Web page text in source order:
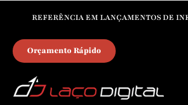
REFERÊNCIA EM LANÇAMENTOS DE
Orçamento Rápido